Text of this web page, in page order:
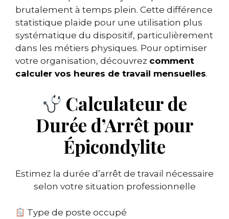
brutalement à temps plein. Cette différence
statistique plaide pour une utilisation plus
systématique du dispositif, particulièrement
dans les métiers physiques. Pour optimiser
votre organisation, découvrez comment
calculer vos heures de travail mensuelles.
Calculateur de
Durée d’Arrêt pour
Épicondylite
Estimez la durée d’arrêt de travail nécessaire
selon votre situation professionnelle
Type de poste occupé